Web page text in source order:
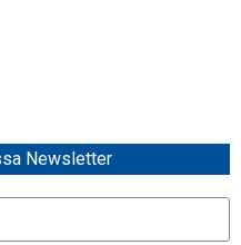
Newsletter